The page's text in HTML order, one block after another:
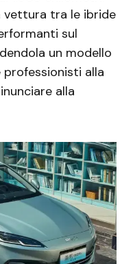
vettura tra le ibride
sul
un modello
alla
alla